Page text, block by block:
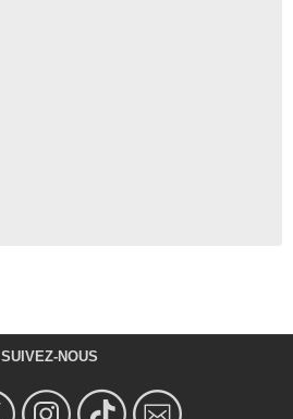
SUIVEZ-NOUS